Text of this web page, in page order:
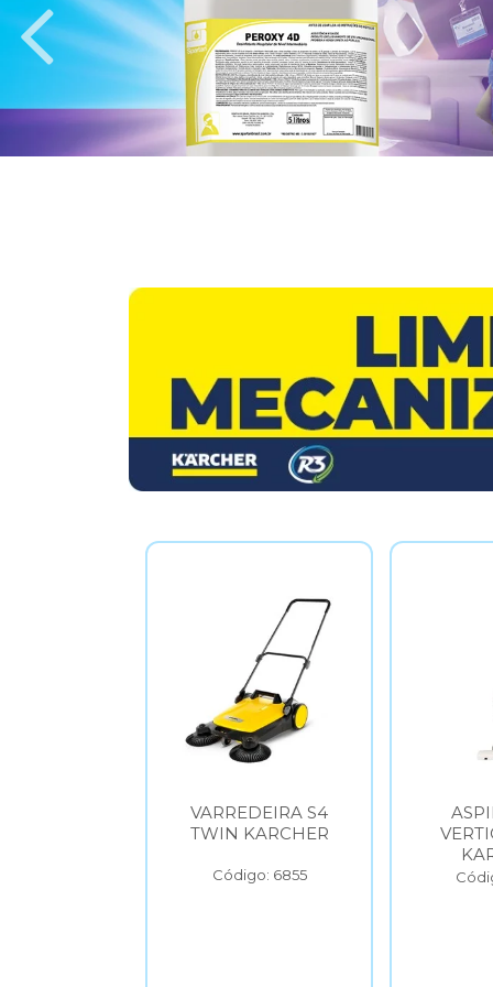
ASPIRADOR
VERTICAL VCL1
Código: 6856
ALTA